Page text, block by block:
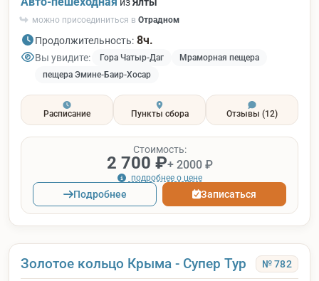
можно присоединиться в Отрадном
Продолжительность: 8ч.
Вы увидите: Гора Чатыр-Даг
Мраморная пещера
пещера Эмине-Баир-Хосар
Расписание Пункты сбора Отзывы (12)
Стоимость:
2 700 ₽+ 2000 ₽
подробнее о цене
Подробнее Записаться
Золотое кольцо Крыма - Супер Тур № 782